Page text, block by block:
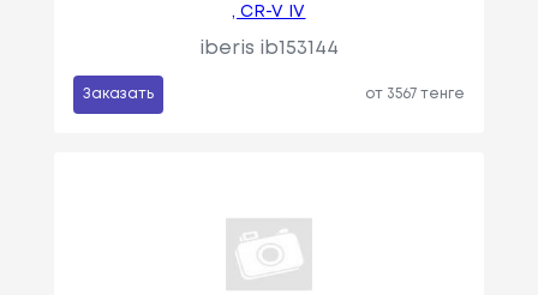
, CR-V IV
iberis ib153144
Заказать от 3567 тенге